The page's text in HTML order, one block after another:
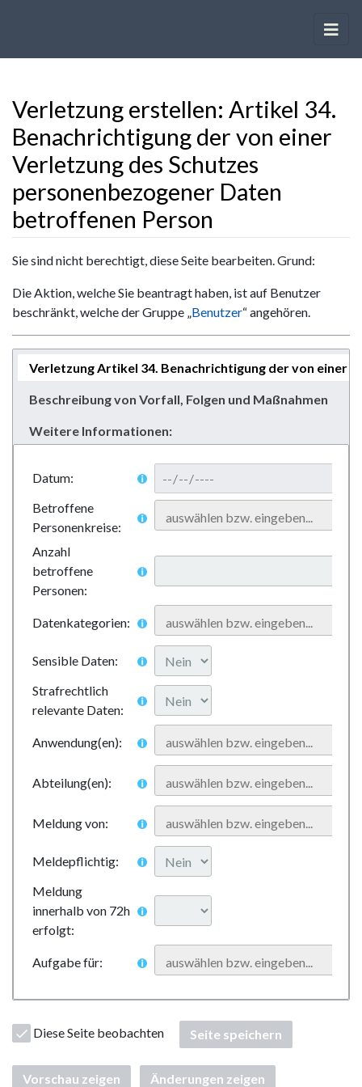
Verletzung erstellen: Artikel 34.
Benachrichtigung der von einer
Verletzung des Schutzes
personenbezogener Daten
betroffenen Person
Wechseln zu: Navigation ,Suche
Sie sind nicht berechtigt, diese Seite bearbeiten. Grund:
Die Aktion, welche Sie beantragt haben, ist auf Benutzer
beschränkt, welche der Gruppe „Benutzer“ angehören.
Verletzung Artikel 34. Benachrichtigung der von einer
Beschreibung von Vorfall, Folgen und Maßnahmen
Weitere Informationen:
Datum:
Betroffene
Personenkreise:
Anzahl
betroffene
Personen:
Datenkategorien:
Sensible Daten:
Strafrechtlich
relevante Daten:
Anwendung(en):
Abteilung(en):
Meldung von:
Meldepflichtig:
Meldung
innerhalb von 72h
erfolgt:
Aufgabe für:
Diese Seite beobachten Seite speichern
Vorschau zeigen Änderungen zeigen